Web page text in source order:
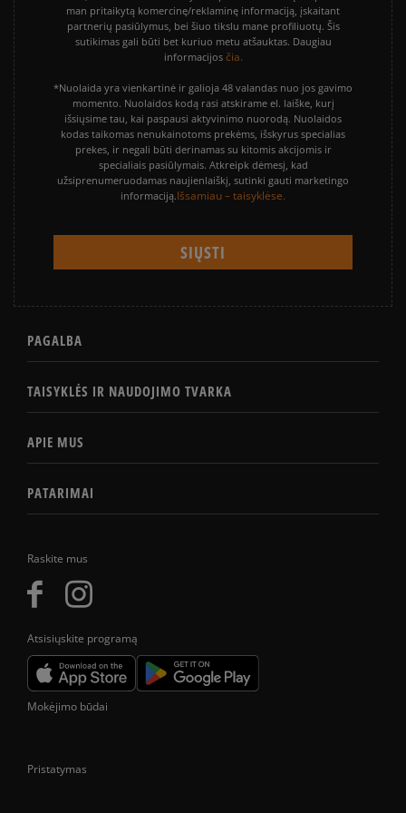
Raskite mus
Atsisiųskite programą
man pritaikytą komercinę/reklaminę informaciją, įskaitant
partnerių pasiūlymus, bei šiuo tikslu mane profiliuotų. Šis
sutikimas gali būti bet kuriuo metu atšauktas. Daugiau
informacijos čia.
*Nuolaida yra vienkartinė ir galioja 48 valandas nuo jos gavimo
momento. Nuolaidos kodą rasi atskirame el. laiške, kurį
išsiųsime tau, kai paspausi aktyvinimo nuorodą. Nuolaidos
kodas taikomas nenukainotoms prekėms, išskyrus specialias
prekes, ir negali būti derinamas su kitomis akcijomis ir
specialiais pasiūlymais. Atkreipk dėmesį, kad
užsiprenumeruodamas naujienlaiškį, sutinki gauti marketingo
informaciją.Išsamiau – taisyklėse.
PAGALBA
TAISYKLĖS IR NAUDOJIMO TVARKA
APIE MUS
PATARIMAI
Mokėjimo būdai
Pristatymas